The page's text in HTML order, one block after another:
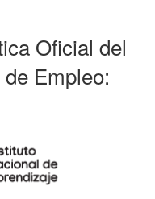
Oficial del
Empleo: